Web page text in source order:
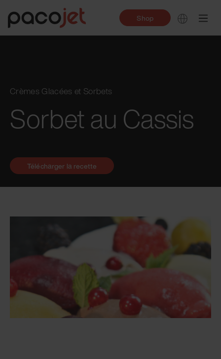
Shop
Crèmes Glacées et Sorbets
Sorbet au Cassis
Télécharger la recette